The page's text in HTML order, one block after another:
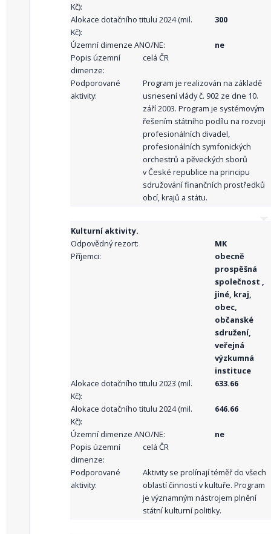
Kč):
Alokace dotačního titulu 2024 (mil.
Kč):
300
Územní dimenze ANO/NE:
ne
Popis územní
dimenze:
celá ČR
Podporované
aktivity:
Program je realizován na základě
usnesení vlády č. 902 ze dne 10.
září 2003. Program je systémovým
řešením státního podílu na rozvoji
profesionálních divadel,
profesionálních symfonických
orchestrů a pěveckých sborů
v České republice na principu
sdružování finančních prostředků
obcí, krajů a státu.
Kulturní aktivity.
Odpovědný rezort:
MK
Příjemci:
obecně
prospěšná
společnost ,
jiné, kraj,
obec,
občanské
sdružení,
veřejná
výzkumná
instituce
Alokace dotačního titulu 2023 (mil.
Kč):
633.66
Alokace dotačního titulu 2024 (mil.
Kč):
646.66
Územní dimenze ANO/NE:
ne
Popis územní
dimenze:
celá ČR
Podporované
aktivity:
Aktivity se prolínají téměř do všech
oblastí činností v kultuře. Program
je významným nástrojem plnění
státní kulturní politiky.